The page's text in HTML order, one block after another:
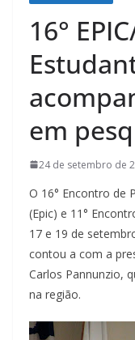
16°
em
24 de setembro de
O 16° Encontro de
(Epic) e 11°
17 e 19 de
contou a com a
Carlos Pannunzio,
na região.